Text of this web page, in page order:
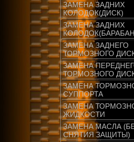
ЗАМЕНА ЗАДНИХ
КОЛОДОК(ДИСК)
ЗАМЕНА ЗАДНИХ
ЗАМЕНА ЗАДНЕГО
ТОРМОЗНОГО
ЗАМЕНА
ТОРМОЗНОГО
ЗАМЕНА
СУППОРТА
ЗАМЕНА
ЖИДКОСТИ
ЗАМЕНА МАСЛА
СНЯТИЯ ЗАЩИТЫ)